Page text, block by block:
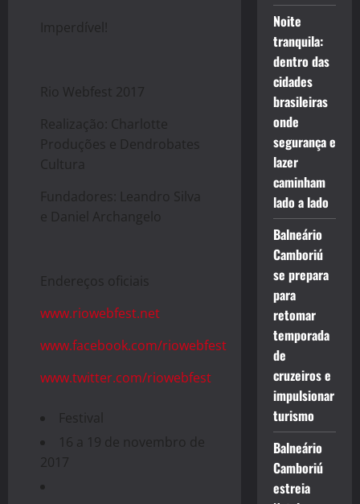
Imperdível!
Rio Webfest 2017
Realização: Charlotte
Produções e Dendrobates
Cultura
Fundadores: Leandro Silva
e Daniel Archangelo
Endereços oficiais
www.riowebfest.net
www.facebook.com/riowebfest
www.twitter.com/riowebfest
Festival
16 a 19 de novembro de
2017
Noite
tranquila:
dentro das
cidades
brasileiras
onde
segurança e
lazer
caminham
lado a lado
Balneário
Camboriú
se prepara
para
retomar
temporada
de
cruzeiros e
impulsionar
turismo
Balneário
Camboriú
estreia